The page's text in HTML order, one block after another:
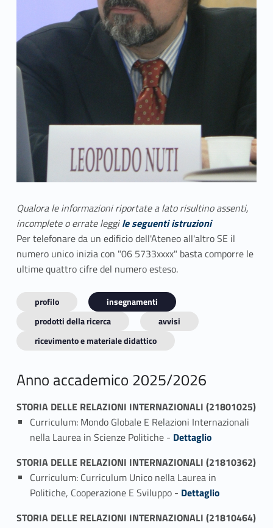
Qualora le informazioni riportate a lato risultino assenti,
incomplete o errate leggile seguenti istruzioni
Per telefonare da un edificio dell'Ateneo all'altro SE il
numero unico inizia con "06 5733xxxx" basta comporre le
ultime quattro cifre del numero esteso.
profilo
insegnamenti
prodotti della ricerca
avvisi
ricevimento e materiale didattico
Anno accademico 2025/2026
STORIA DELLE RELAZIONI INTERNAZIONALI (21801025)
Curriculum: Mondo Globale E Relazioni Internazionali
nella Laurea in Scienze Politiche - Link identifier #identifier_person_109883-1
Dettaglio
STORIA DELLE RELAZIONI INTERNAZIONALI (21810362)
Curriculum: Curriculum Unico nella Laurea in
Politiche, Cooperazione E Sviluppo - Link identifier #identifier_person_118151-1
Dettaglio
STORIA DELLE RELAZIONI INTERNAZIONALI (21810464)